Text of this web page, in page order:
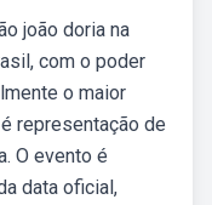
joão doria na
com o poder
o maior
representação de
O evento é
data oficial,